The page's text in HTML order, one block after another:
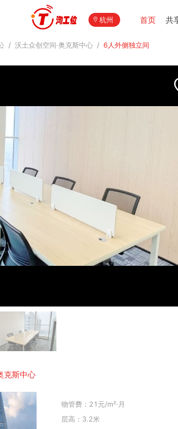
杭州 首页 共
/ 沃土众创空间·奥克斯中心 / 6人外侧独立间
克斯中心
物管费：21元/m²·月
层高：3.2米